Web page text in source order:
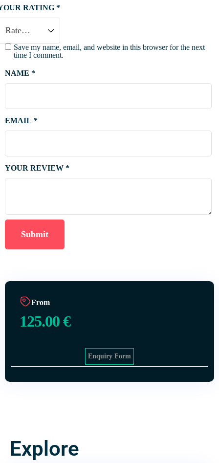
RATING *
YOUR REVIEW *
NAME *
EMAIL *
Save my name, email, and website in this browser for the next
time I comment.
From
125.00€
Enquiry Form
Explore